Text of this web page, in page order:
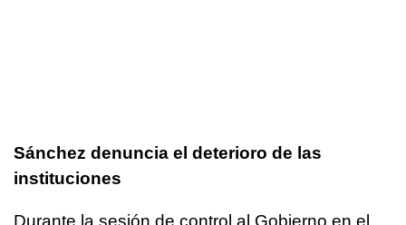
Sánchez denuncia el deterioro de las
instituciones
Durante la sesión de control al Gobierno en el